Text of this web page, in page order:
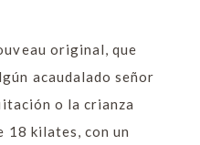
original, que
acaudalado señor
o la crianza
18 kilates, con un